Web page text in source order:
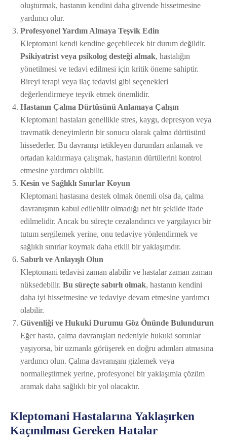
oluşturmak, hastanın kendini daha güvende hissetmesine
yardımcı olur.
Profesyonel Yardım Almaya Teşvik Edin
Kleptomani kendi kendine geçebilecek bir durum değildir.
Psikiyatrist veya psikolog desteği almak, hastalığın
yönetilmesi ve tedavi edilmesi için kritik öneme sahiptir.
Bireyi terapi veya ilaç tedavisi gibi seçenekleri
değerlendirmeye teşvik etmek önemlidir.
Hastanın Çalma Dürtüsünü Anlamaya Çalışın
Kleptomani hastaları genellikle stres, kaygı, depresyon veya
travmatik deneyimlerin bir sonucu olarak çalma dürtüsünü
hissederler. Bu davranışı tetikleyen durumları anlamak ve
ortadan kaldırmaya çalışmak, hastanın dürtülerini kontrol
etmesine yardımcı olabilir.
Kesin ve Sağlıklı Sınırlar Koyun
Kleptomani hastasına destek olmak önemli olsa da, çalma
davranışının kabul edilebilir olmadığı net bir şekilde ifade
edilmelidir. Ancak bu süreçte cezalandırıcı ve yargılayıcı bir
tutum sergilemek yerine, onu tedaviye yönlendirmek ve
sağlıklı sınırlar koymak daha etkili bir yaklaşımdır.
Sabırlı ve Anlayışlı Olun
Kleptomani tedavisi zaman alabilir ve hastalar zaman zaman
nüksedebilir. Bu süreçte sabırlı olmak, hastanın kendini
daha iyi hissetmesine ve tedaviye devam etmesine yardımcı
olabilir.
Güvenliği ve Hukuki Durumu Göz Önünde Bulundurun
Eğer hasta, çalma davranışları nedeniyle hukuki sorunlar
yaşıyorsa, bir uzmanla görüşerek en doğru adımları atmasına
yardımcı olun. Çalma davranışını gizlemek veya
normalleştirmek yerine, profesyonel bir yaklaşımla çözüm
aramak daha sağlıklı bir yol olacaktır.
Kleptomani Hastalarına Yaklaşırken
Kaçınılması Gereken Hatalar